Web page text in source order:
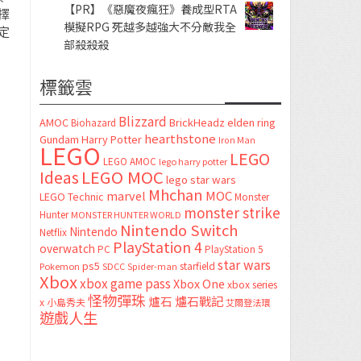
【PR】《惡魔夜瘋狂》養成型RTA
模擬RPG 死越多越強大不分敵我全
部殺殺殺
標籤雲
AMOC Biohazard Blizzard BrickHeadz elden ring
Gundam Harry Potter hearthstone Iron Man
LEGO LEGO AMOC lego harry potter LEGO
Ideas LEGO MOC lego star wars
LEGO Technic marvel Mhchan MOC Monster
Hunter MONSTER HUNTER WORLD monster strike
Netflix Nintendo Nintendo Switch
overwatch PC PlayStation 4 PlayStation 5
Pokemon ps5 SDCC Spider-man starfield star wars
Xboxxbox game passXbox One xbox series
x 小島秀夫怪物彈珠 爐石 爐石戰記艾爾登法環
遊戲人生